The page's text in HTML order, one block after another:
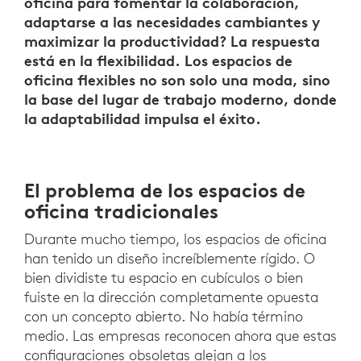
adaptarse a las necesidades cambiantes y
maximizar la productividad? La respuesta
está en la flexibilidad. Los espacios de
oficina flexibles no son solo una moda, sino
la base del lugar de trabajo moderno, donde
la adaptabilidad impulsa el éxito.
El problema de los espacios de
oficina tradicionales
Durante mucho tiempo, los espacios de oficina
han tenido un diseño increíblemente rígido. O
bien dividiste tu espacio en cubículos o bien
fuiste en la dirección completamente opuesta
con un concepto abierto. No había término
medio. Las empresas reconocen ahora que estas
configuraciones obsoletas alejan a los